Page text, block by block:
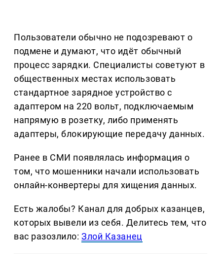
Пользователи обычно не подозревают о
подмене и думают, что идёт обычный
процесс зарядки. Специалисты советуют в
общественных местах использовать
стандартное зарядное устройство с
адаптером на 220 вольт, подключаемым
напрямую в розетку, либо применять
адаптеры, блокирующие передачу данных.
Ранее в СМИ появлялась информация о
том, что мошенники начали использовать
онлайн-конвертеры для хищения данных.
Есть жалобы? Канал для добрых казанцев,
которых вывели из себя. Делитеcь тем, что
вас разозлило:Злой Казанец